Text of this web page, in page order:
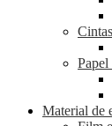
Papel
Material de